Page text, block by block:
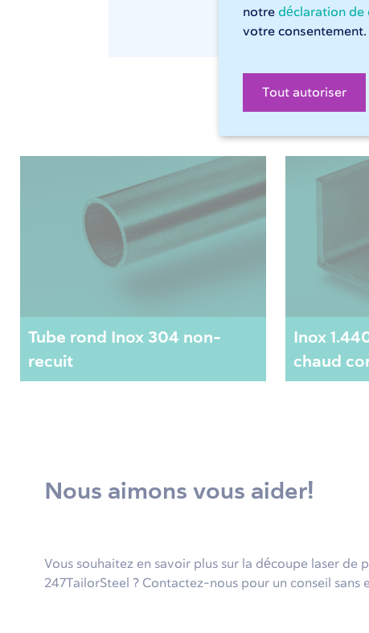
notre déclaration de
votre consentement.
Tout autoriser
Tube rond Inox 304 non-
recuit
Inox
chaud
Nous aimons vous aider!
Vous souhaitez en savoir plus sur la découpe laser de
247TailorSteel ? Contactez-nous pour un conseil sans